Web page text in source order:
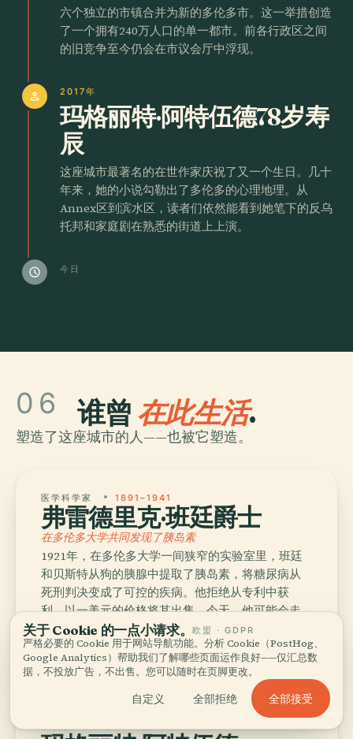
六个独立的市镇合并为新的多伦多市。这一举措创造
了一个拥有240万人口的单一都市。前各行政区之间
的旧竞争至今仍会在市议会厅中浮现。
person 2017年
玛格丽特·阿特伍德78岁寿
辰
这座城市最著名的在世作家庆祝了又一个生日。几十
年来，她的小说勾勒出了多伦多的心理地理。从
Annex区到滨水区，读者们依然能看到她笔下的反乌
托邦和家庭剧在熟悉的街道上上演。
schedule 今日
06 谁曾 在此生活.
塑造了这座城市的人——也被它塑造。
医学科学家 1891–1941
弗雷德里克·班廷爵士
在多伦多大学共同发现了胰岛素
1921年，在多伦多大学一间狭窄的实验室里，班廷
和贝斯特从狗的胰腺中提取了胰岛素，将糖尿病从
死刑判决变成了可控的疾病。他拒绝从专利中获
利，以一美元的价格将其出售。今天，他可能会走
过大学大道上的玻璃塔，对美国胰岛素的高昂价格
摇摇头，然后径直回到实验室。
关于 Cookie 的一点小请求。欧盟 · GDPR
严格必要的 Cookie 用于网站导航功能。分析 Cookie（PostHog、
Google Analytics）帮助我们了解哪些页面运作良好——仅汇总数
据，不投放广告，不出售。您可以随时在页脚更改。
自定义 全部拒绝 全部接受